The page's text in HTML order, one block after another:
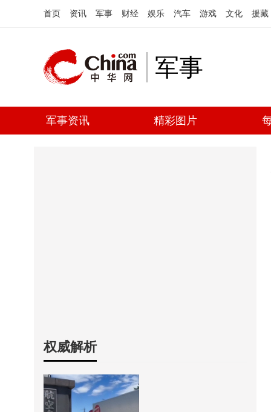
首页 资讯 军事 财经 娱乐 汽车 游戏 文化 援藏
军事
军事资讯 精彩图片
权威解析